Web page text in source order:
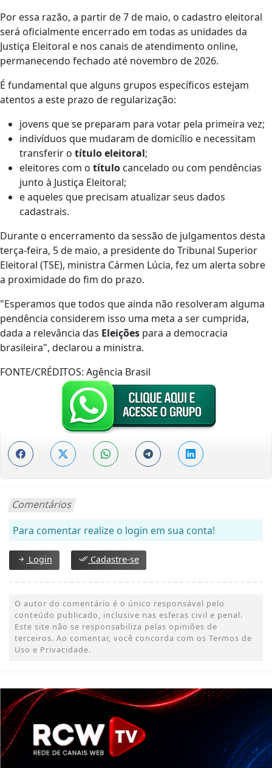
Por essa razão, a partir de 7 de maio, o cadastro eleitoral
será oficialmente encerrado em todas as unidades da
Justiça Eleitoral e nos canais de atendimento online,
permanecendo fechado até novembro de 2026.
É fundamental que alguns grupos específicos estejam
atentos a este prazo de regularização:
jovens que se preparam para votar pela primeira vez;
indivíduos que mudaram de domicílio e necessitam
transferir o título eleitoral;
eleitores com o título cancelado ou com pendências
junto à Justiça Eleitoral;
e aqueles que precisam atualizar seus dados
cadastrais.
Durante o encerramento da sessão de julgamentos desta
terça-feira, 5 de maio, a presidente do Tribunal Superior
Eleitoral (TSE), ministra Cármen Lúcia, fez um alerta sobre
a proximidade do fim do prazo.
"Esperamos que todos que ainda não resolveram alguma
pendência considerem isso uma meta a ser cumprida,
dada a relevância das Eleições para a democracia
brasileira", declarou a ministra.
FONTE/CRÉDITOS: Agência Brasil
Comentários
Para comentar realize o login em sua conta!
Login Cadastre-se
O autor do comentário é o único responsável pelo
conteúdo publicado, inclusive nas esferas civil e penal.
Este site não se responsabiliza pelas opiniões de
terceiros. Ao comentar, você concorda com os Termos de
Uso e Privacidade.